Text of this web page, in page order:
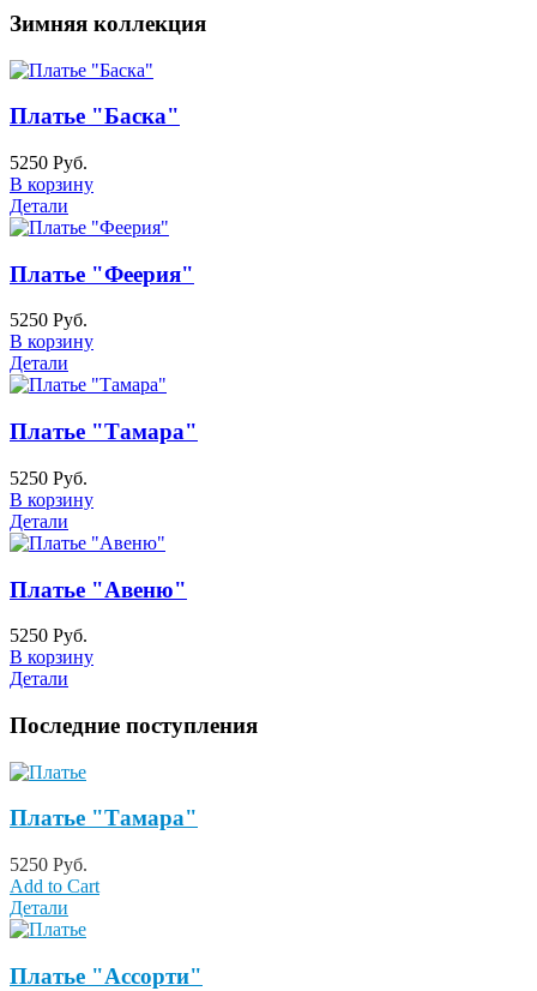
Зимняя коллекция
Платье "Баска"
5250 Руб.
В корзину
Детали
Платье "Феерия"
5250 Руб.
В корзину
Детали
Платье "Тамара"
5250 Руб.
В корзину
Детали
Платье "Авеню"
5250 Руб.
В корзину
Детали
Последние поступления
Платье "Тамара"
5250 Руб.
Add to Cart
Детали
Платье "Ассорти"